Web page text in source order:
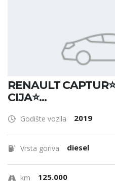
RENAULT
CIJA⭐...
Godište vozila 2019
Vrsta goriva diesel
km 125.000